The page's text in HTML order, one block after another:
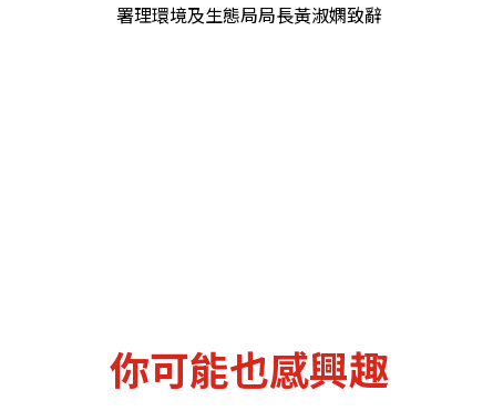
署理環境及生態局局長黃淑嫻致辭
你可能也感興趣